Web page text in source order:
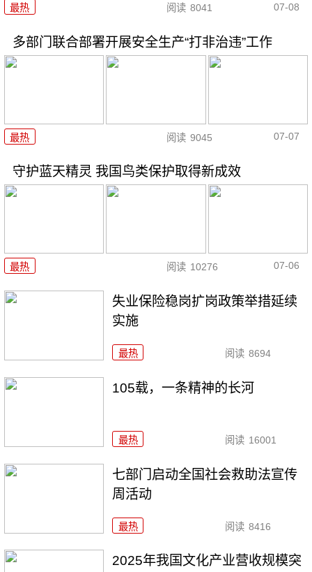
最热 阅读 8041 07-08
多部门联合部署开展安全生产“打非治违”工作
最热 阅读 9045 07-07
守护蓝天精灵 我国鸟类保护取得新成效
最热 阅读 10276 07-06
失业保险稳岗扩岗政策举措延续
实施
最热 阅读 8694
105载，一条精神的长河
最热 阅读 16001
七部门启动全国社会救助法宣传
周活动
最热 阅读 8416
2025年我国文化产业营收规模突